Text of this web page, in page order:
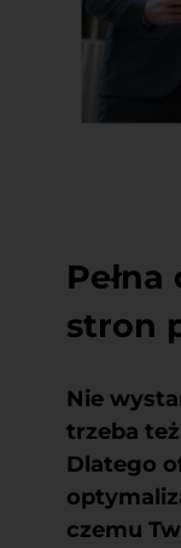
stron
Nie
trzeba
Dlatego
czemu